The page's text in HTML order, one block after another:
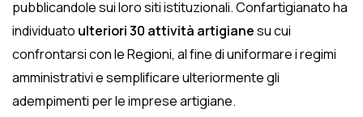
pubblicandole sui loro siti istituzionali. Confartigianato ha
individuato ulteriori 30 attività artigianesu cui
confrontarsi con le Regioni, al fine di uniformare i regimi
amministrativi e semplificare ulteriormente gli
adempimenti per le imprese artigiane.